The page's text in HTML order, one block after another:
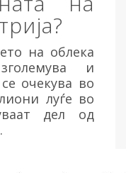
на облека
и
очекува во
луѓе во
дел од